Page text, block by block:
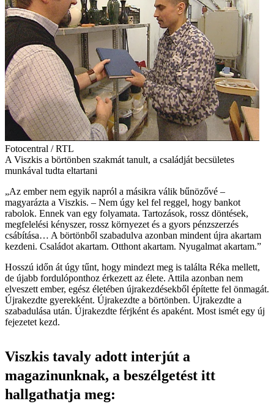
Fotocentral / RTL
A Viszkis a börtönben szakmát tanult, a családját becsületes
munkával tudta eltartani
„Az ember nem egyik napról a másikra válik bűnözővé –
magyarázta a Viszkis. – Nem úgy kel fel reggel, hogy bankot
rabolok. Ennek van egy folyamata. Tartozások, rossz döntések,
megfelelési kényszer, rossz környezet és a gyors pénzszerzés
csábítása… A börtönből szabadulva azonban mindent újra akartam
kezdeni. Családot akartam. Otthont akartam. Nyugalmat akartam.”
Hosszú időn át úgy tűnt, hogy mindezt meg is találta Réka mellett,
de újabb fordulóponthoz érkezett az élete. Attila azonban nem
elveszett ember, egész életében újrakezdésekből építette fel önmagát.
Újrakezdte gyerekként. Újrakezdte a börtönben. Újrakezdte a
szabadulása után. Újrakezdte férjként és apaként. Most ismét egy új
fejezetet kezd.
Viszkis tavaly adott interjút a
magazinunknak, a beszélgetést itt
hallgathatja meg: